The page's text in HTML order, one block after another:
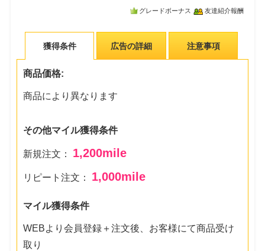
グレードボーナス 友達紹介報酬
獲得条件 広告の詳細 注意事項
商品価格:
商品により異なります
その他マイル獲得条件
新規注文： 1,200mile
リピート注文： 1,000mile
マイル獲得条件
WEBより会員登録＋注文後、お客様にて商品受け
取り